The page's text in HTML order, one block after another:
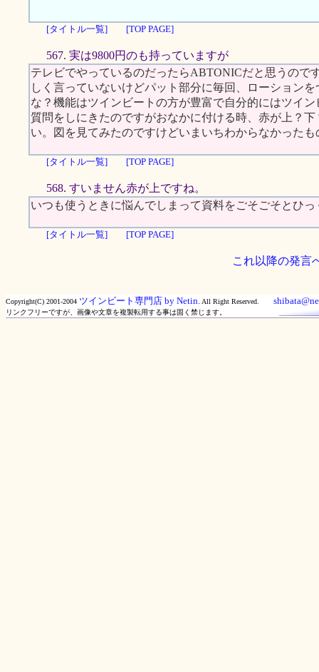
[タイトル一覧] [TOP PAGE]
567. 実は9800円のも持っていますが
テレビでやっているのだったらABTONICだと思うので
しく言っていないけどパット部分に毎回、ローション
な？機能はツインビートの方が豊富で自分的にはツイ
質問をしにきたのですがおなかに付ける時、赤が上？
い。図を見てみたのですけどいまいちわからなかったも
[タイトル一覧] [TOP PAGE]
568. すいません赤が上ですね。
いつも使うときに悩んでしまって資料をごそごそとひ
[タイトル一覧] [TOP PAGE]
これ以降の発言
Copyright(C) 2001-2004 ツインビート専門店 by Netin. All Right Reserved.
リンクフリーですが、画像や文章を複製転用する事は固く禁じます。